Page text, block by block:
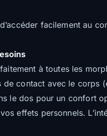
facilement au
à toutes les
de contact avec le corps
le dos pour un confort
effets personnels.